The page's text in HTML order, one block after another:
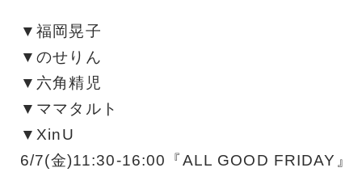
▼福岡晃子
▼のせりん
▼六角精児
▼ママタルト
▼XinU
6/7(金)11:30-16:00『ALL GOOD FRIDAY』